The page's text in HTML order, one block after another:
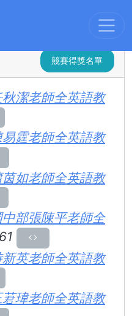
競賽得獎名單
潔老師全英語教
霆老師全英語教
如老師全英語教
部張陳平老師全
英老師全英語教
瑋老師全英語教